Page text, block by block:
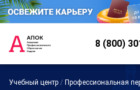
8 (800)
Учебный центр / Профессиональная